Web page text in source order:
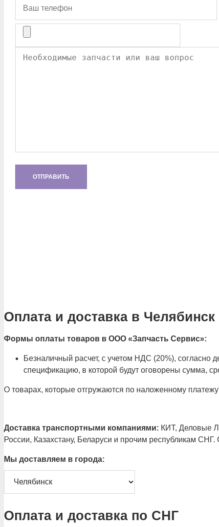
Оплата и доставка в Челябинск
Формы оплаты товаров в ООО «Запчасть Сервис»:
Безналичный расчет, с учетом НДС (20%),
спецификацию, в которой будут оговорены сумма,
О товарах, которые отгружаются по наложенному
Доставка транспортными компаниями: КИТ, Деловые
России, Казахстану, Беларуси и прочим республикам
Мы доставляем в города:
Оплата и доставка по СНГ